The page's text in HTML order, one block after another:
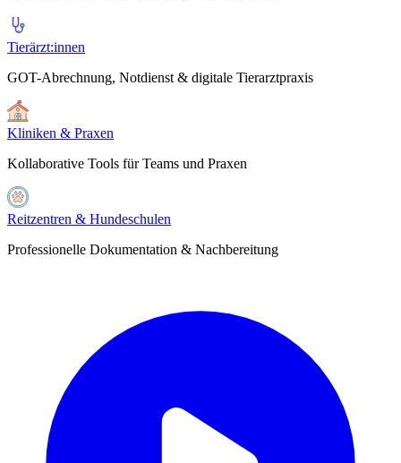
Tierärzt:innen
GOT-Abrechnung, Notdienst & digitale Tierarztpraxis
Kliniken & Praxen
Kollaborative Tools für Teams und Praxen
Reitzentren & Hundeschulen
Professionelle Dokumentation & Nachbereitung